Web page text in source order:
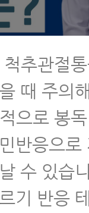
추관절
때 주의
으로 봉
반응으로
수 있습
기 반응